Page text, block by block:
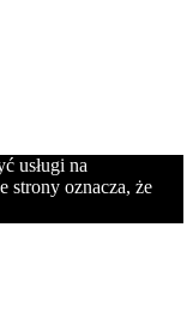
usługi na
strony oznacza, że